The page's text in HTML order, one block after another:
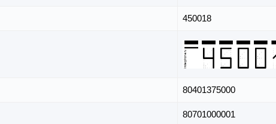
450018
80401375000
80701000001